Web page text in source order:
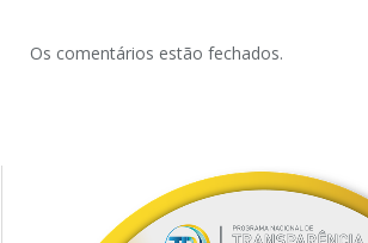
Os comentários estão fechados.